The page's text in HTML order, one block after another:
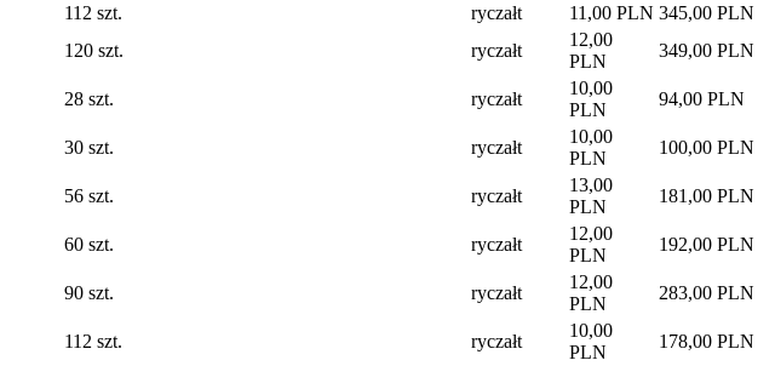
112 szt. ryczałt 11,00 PLN 345,00 PLN
120 szt. ryczałt
12,00
PLN
349,00 PLN
28 szt. ryczałt
10,00
PLN
94,00 PLN
30 szt. ryczałt
10,00
PLN
100,00 PLN
56 szt. ryczałt
13,00
PLN
181,00 PLN
60 szt. ryczałt
12,00
PLN
192,00 PLN
90 szt. ryczałt
12,00
PLN
283,00 PLN
112 szt. ryczałt
10,00
PLN
178,00 PLN